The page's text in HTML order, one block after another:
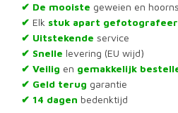
✔ De mooiste geweien en hoorns
✔ Elk stuk apart
✔ Uitstekende service
✔ Snelle levering (EU wijd)
✔ Veilig en gemakkelijk
✔ Geld terug garantie
✔ 14 dagen bedenktijd